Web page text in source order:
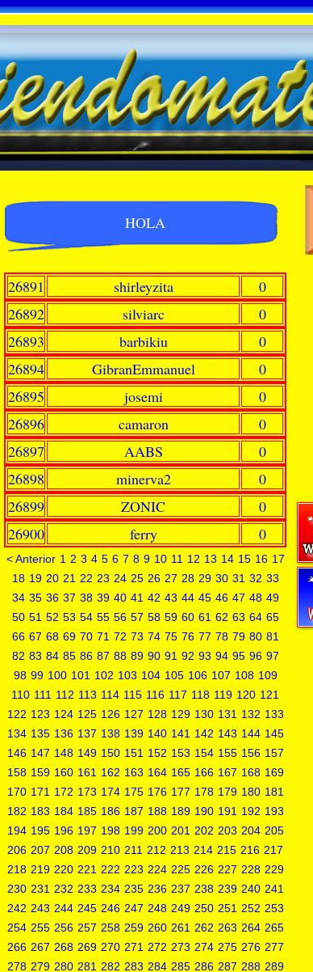
HOLA
26891 shirleyzita
0
26892
silviarc
0
26893
barbikiu
0
26894
GibranEmmanuel
0
26895
josemi
0
26896
camaron
0
26897
AABS
0
26898
minerva2
0
26899
ZONIC
0
26900
ferry 0
< Anterior 1 2 3 4 5 6 7 8 9 10 11 12 13 14 15 16 17
18 19 20 21 22 23 24 25 26 27 28 29 30 31 32 33
34 35 36 37 38 39 40 41 42 43 44 45 46 47 48 49
50 51 52 53 54 55 56 57 58 59 60 61 62 63 64 65
66 67 68 69 70 71 72 73 74 75 76 77 78 79 80 81
82 83 84 85 86 87 88 89 90 91 92 93 94 95 96 97
98 99 100 101 102 103 104 105 106 107 108 109
110 111 112 113 114 115 116 117 118 119 120 121
122 123 124 125 126 127 128 129 130 131 132 133
134 135 136 137 138 139 140 141 142 143 144 145
146 147 148 149 150 151 152 153 154 155 156 157
158 159 160 161 162 163 164 165 166 167 168 169
170 171 172 173 174 175 176 177 178 179 180 181
182 183 184 185 186 187 188 189 190 191 192 193
194 195 196 197 198 199 200 201 202 203 204 205
206 207 208 209 210 211 212 213 214 215 216 217
218 219 220 221 222 223 224 225 226 227 228 229
230 231 232 233 234 235 236 237 238 239 240 241
242 243 244 245 246 247 248 249 250 251 252 253
254 255 256 257 258 259 260 261 262 263 264 265
266 267 268 269 270 271 272 273 274 275 276 277
278 279 280 281 282 283 284 285 286 287 288 289